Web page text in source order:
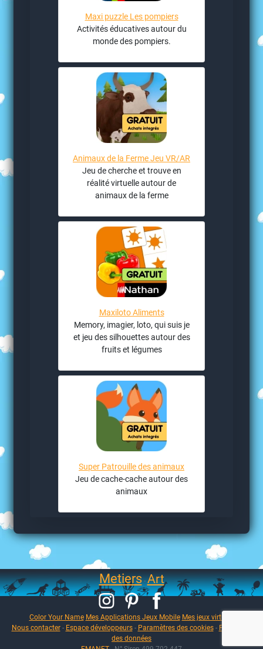
Maxi puzzle Les pompiers
Activités éducatives autour du
monde des pompiers.
Animaux de la Ferme Jeu VR/AR
Jeu de cherche et trouve en
réalité virtuelle autour de
animaux de la ferme
Maxiloto Aliments
Memory, imagier, loto, qui suis je
et jeu des silhouettes autour des
fruits et légumes
Super Patrouille des animaux
Jeu de cache-cache autour des
animaux
Metiers-Art
Color Your Name Mes Applications Jeux Mobile Mes jeux virtuels
Nous contacter- Espace développeurs- Paramètres des cookies- Protection
des données